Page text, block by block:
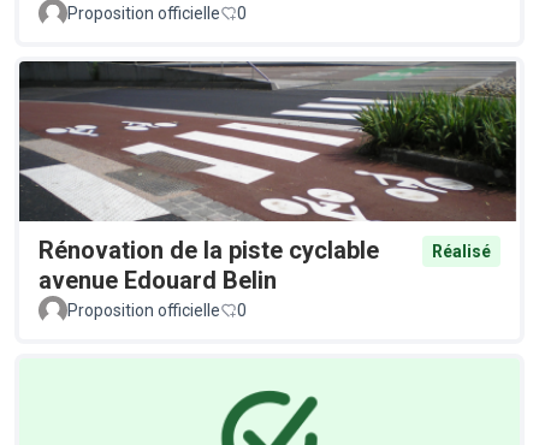
Proposition officielle 0
Rénovation de la piste cyclable
avenue Edouard Belin
Réalisé
Proposition officielle 0